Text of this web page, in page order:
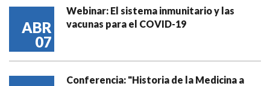
ABR
07
Webinar: El sistema inmunitario y las
vacunas para el COVID-19
Conferencia: "Historia de la Medicina a